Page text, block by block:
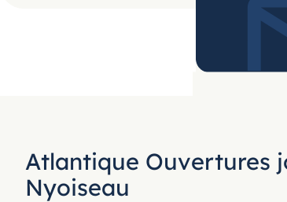
Atlantique Ouvertures
Nyoiseau